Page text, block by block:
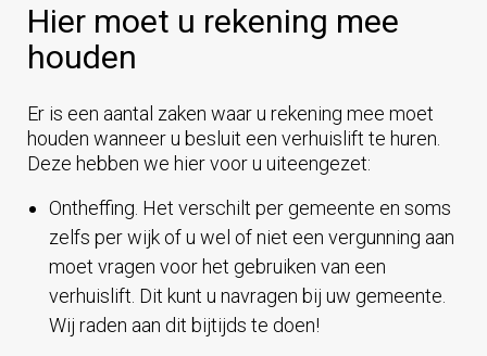
Hier moet u rekening mee
houden
Er is een aantal zaken waar u rekening mee moet
houden wanneer u besluit een verhuislift te huren.
Deze hebben we hier voor u uiteengezet:
Ontheffing. Het verschilt per gemeente en soms
zelfs per wijk of u wel of niet een vergunning aan
moet vragen voor het gebruiken van een
verhuislift. Dit kunt u navragen bij uw gemeente.
Wij raden aan dit bijtijds te doen!